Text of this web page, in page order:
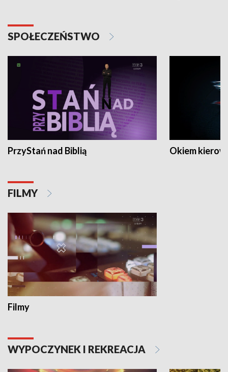
SPOŁECZEŃSTWO
PrzyStań nad Biblią Okiem
FILMY
Filmy
WYPOCZYNEK I REKREACJA